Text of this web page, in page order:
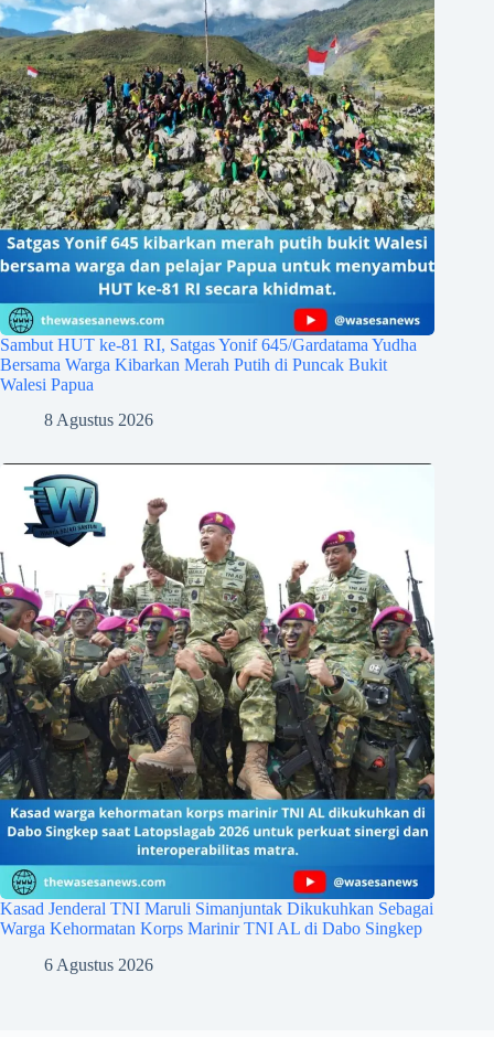
Sambut HUT ke-81 RI, Satgas Yonif 645/Gardatama Yudha
Bersama Warga Kibarkan Merah Putih di Puncak Bukit
Walesi Papua
8 Agustus 2026
Kasad Jenderal TNI Maruli Simanjuntak Dikukuhkan Sebagai
Warga Kehormatan Korps Marinir TNI AL di Dabo Singkep
6 Agustus 2026